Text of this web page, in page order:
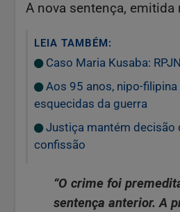
A nova sentença,
LEIA TAMBÉM:
Caso Maria Kusaba:
Aos 95 anos, nipo-
esquecidas da guerra
Justiça mantém decisão
confissão
“O crime foi
sentença anterior. A